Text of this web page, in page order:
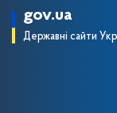
gov.ua
Державні сайти